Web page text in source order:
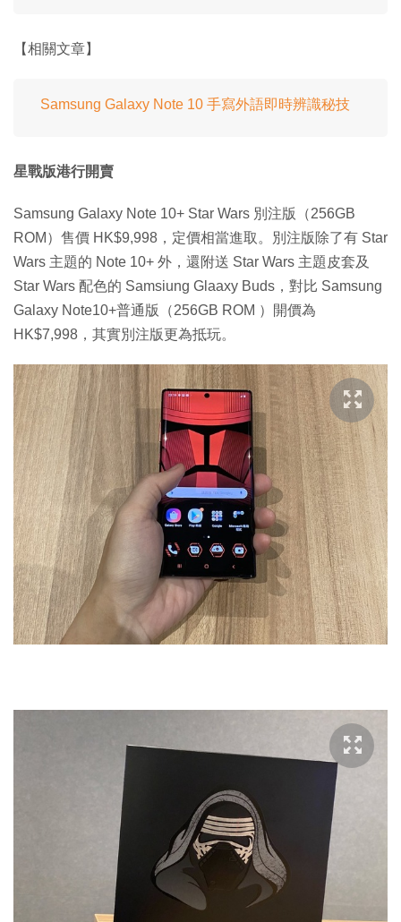
【相關文章】
Samsung Galaxy Note 10 手寫外語即時辨識秘技
星戰版港行開賣
Samsung Galaxy Note 10+ Star Wars 別注版（256GB
ROM）售價 HK$9,998，定價相當進取。別注版除了有 Star
Wars 主題的 Note 10+ 外，還附送 Star Wars 主題皮套及
Star Wars 配色的 Samsiung Glaaxy Buds，對比 Samsung
Galaxy Note10+普通版（256GB ROM ）開價為
HK$7,998，其實別注版更為抵玩。